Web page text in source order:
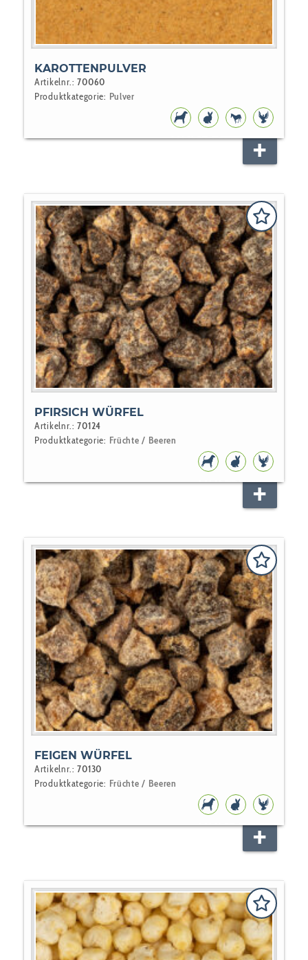
KAROTTENPULVER
Artikelnr.:70060
Produktkategorie: Pulver
HUNDEFUTTER
NAGERPFERDVOGEL
PFIRSICH WÜRFEL
Artikelnr.:70124
Produktkategorie: Früchte / Beeren
HUNDEFUTTER
NAGERVOGEL
FEIGEN WÜRFEL
Artikelnr.:70130
Produktkategorie: Früchte / Beeren
HUNDEFUTTER
NAGERVOGEL